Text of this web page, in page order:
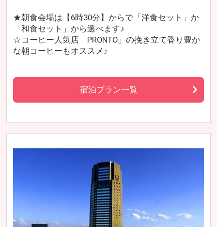
★朝食会場は【6時30分】からで「洋食セット」か
「和食セット」から選べます♪
☆コーヒー人気店「PRONTO」の挽き立て香り豊か
な朝コーヒーもオススメ♪
宿泊プラン一覧